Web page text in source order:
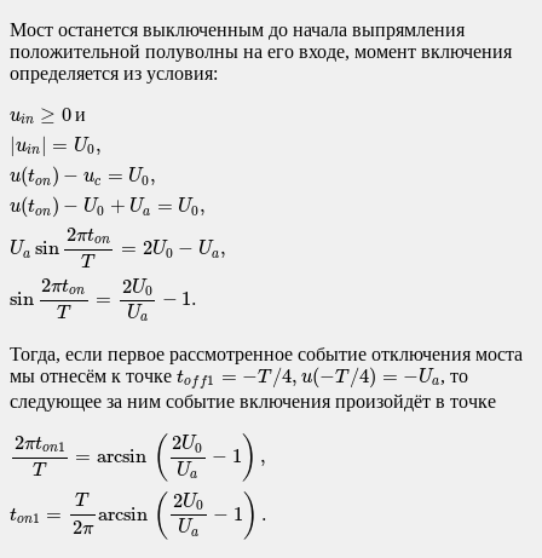
Мост останется выключенным до начала выпрямления
положительной полуволны на его входе, момент включения
определяется из условия:
uin ≥ 0и
|uin | = U0,
u(ton) − uc = U0,
u(ton) − U0 + Ua = U0,
Ua sin
2πton
T
= 2U0 − Ua ,
sin
2πton
T
=
2U0
Ua
− 1.
≥0 и|u
Тогда, если первое рассмотренное событие отключения моста
мы отнесём к точке tof f1 = −T /4, u(−T /4) = −Ua
toff1=−T/4,u(− T/4)=−Ua
, то
следующее за ним событие включения произойдёт в точке
2πton1
T
= arcsin ( 2U0
Ua
− 1 ) ,
ton1 =
T
2π
arcsin ( 2U0
Ua
− 1 ) .
arcsin(2U −